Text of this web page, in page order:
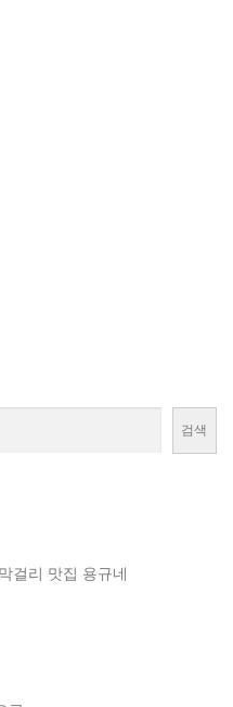
검색
걸리 맛집 용규네